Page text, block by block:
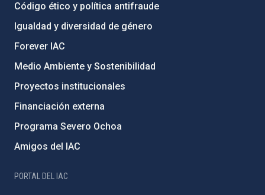
Código ético y política antifraude
Igualdad y diversidad de género
Forever IAC
Medio Ambiente y Sostenibilidad
Proyectos institucionales
Financiación externa
Programa Severo Ochoa
Amigos del IAC
PORTAL DEL IAC